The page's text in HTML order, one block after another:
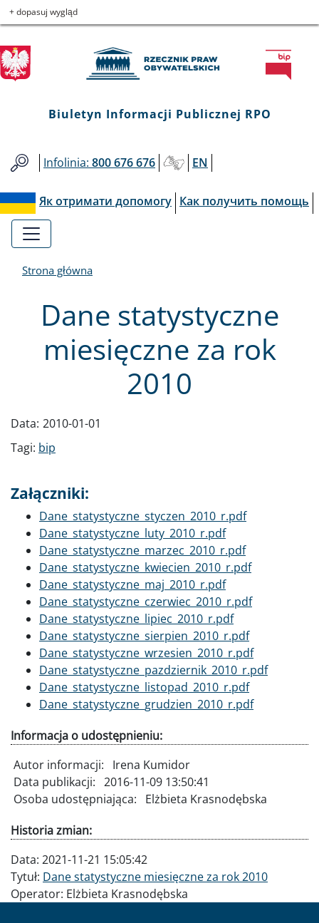
Przejdź
do
menu
głównego
Przejdź
do
treści
Przejdź
to
informacji
o
kontakcie
Przejdź
do
mapy
serwisu
Biuletyn
Informacji
Publicznej
RPO
+ dopasuj wygląd
Biuletyn Informacji Publicznej RPO
Infolinia: 800 676 676 EN
Як отримати допомогу Как получить помощь
Strona główna
Dane statystyczne
miesięczne za rok
2010
Data: 2010-01-01
Tagi: bip
Załączniki:
Dokument
Dane_statystyczne_styczen_2010_r.pdf
Dokument
Dane_statystyczne_luty_2010_r.pdf
Dokument
Dane_statystyczne_marzec_2010_r.pdf
Dokument
Dane_statystyczne_kwiecien_2010_r.pdf
Dokument
Dane_statystyczne_maj_2010_r.pdf
Dokument
Dane_statystyczne_czerwiec_2010_r.pdf
Dokument
Dane_statystyczne_lipiec_2010_r.pdf
Dokument
Dane_statystyczne_sierpien_2010_r.pdf
Dokument
Dane_statystyczne_wrzesien_2010_r.pdf
Dokument
Dane_statystyczne_pazdziernik_2010_r.pdf
Dokument
Dane_statystyczne_listopad_2010_r.pdf
Dokument
Dane_statystyczne_grudzien_2010_r.pdf
Informacja o udostępnieniu:
Autor informacji:
Irena Kumidor
Data publikacji: 2016-11-09 13:50:41
Osoba udostępniająca:
Elżbieta Krasnodębska
Historia zmian:
Data: 2021-11-21 15:05:42
Tytuł: Dane statystyczne miesięczne za rok 2010
Operator: Elżbieta Krasnodębska